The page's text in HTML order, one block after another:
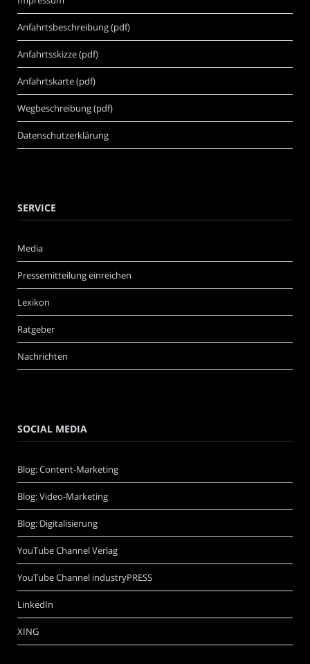
Anfahrtsbeschreibung (pdf)
Anfahrtsskizze (pdf)
Anfahrtskarte (pdf)
Wegbeschreibung (pdf)
Datenschutzerklärung
SERVICE
Media
Pressemitteilung einreichen
Lexikon
Ratgeber
Nachrichten
SOCIAL MEDIA
Blog: Content-Marketing
Blog: Video-Marketing
Blog: Digitalisierung
YouTube Channel Verlag
YouTube Channel industryPRESS
LinkedIn
XING